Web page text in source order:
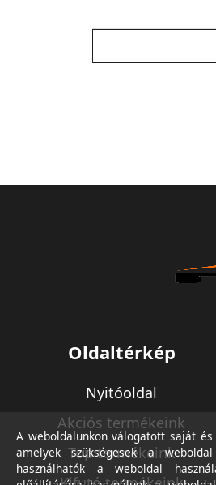
Oldaltérkép
Nyitóoldal
Akciós termékeink
Top termékeink
A weboldalunkon válogatott saját
amelyek szükségesek a
használhatók a weboldal